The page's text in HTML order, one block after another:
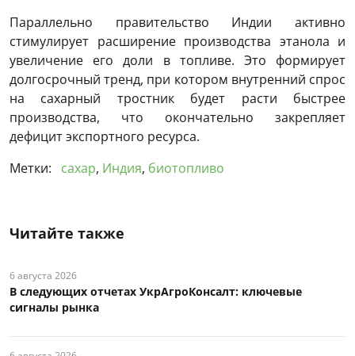
Параллельно правительство Индии активно
стимулирует расширение производства этанола и
увеличение его доли в топливе. Это формирует
долгосрочный тренд, при котором внутренний спрос
на сахарный тростник будет расти быстрее
производства, что окончательно закрепляет
дефицит экспортного ресурса.
Метки:
сахар, Индия, биотопливо
Читайте также
6 августа 2026
В следующих отчетах УкрАгроКонсалт: ключевые
сигналы рынка